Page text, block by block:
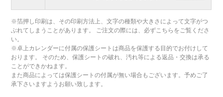
※箔押し印刷は、その印刷方法上、文字の種類や大きさによって文字がつ
ぶれてしまうことがあります。 ご注文の際には、必ずこちらをご覧くださ
い。
※卓上カレンダーに付属の保護シートは商品を保護する目的でお付けして
おります。 そのため、保護シートの破れ、汚れ等による返品・交換は承る
ことができかねます。
また商品によっては保護シートの付属が無い場合もございます。予めご了
承下さいますようお願い致します。